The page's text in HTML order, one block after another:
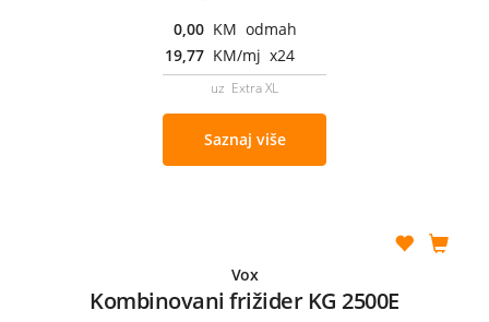
0,00 KM odmah
19,77 KM/mj x24
uz Extra XL
Saznaj više
Vox
Kombinovani frižider KG 2500E